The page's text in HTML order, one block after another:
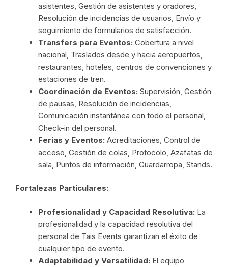
asistentes, Gestión de asistentes y oradores,
Resolución de incidencias de usuarios, Envío y
seguimiento de formularios de satisfacción.
Transfers para Eventos: Cobertura a nivel
nacional, Traslados desde y hacia aeropuertos,
restaurantes, hoteles, centros de convenciones y
estaciones de tren.
Coordinación de Eventos: Supervisión, Gestión
de pausas, Resolución de incidencias,
Comunicación instantánea con todo el personal,
Check-in del personal.
Ferias y Eventos: Acreditaciones, Control de
acceso, Gestión de colas, Protocolo, Azafatas de
sala, Puntos de información, Guardarropa, Stands.
Fortalezas Particulares:
Profesionalidad y Capacidad Resolutiva: La
profesionalidad y la capacidad resolutiva del
personal de Tais Events garantizan el éxito de
cualquier tipo de evento.
Adaptabilidad y Versatilidad: El equipo